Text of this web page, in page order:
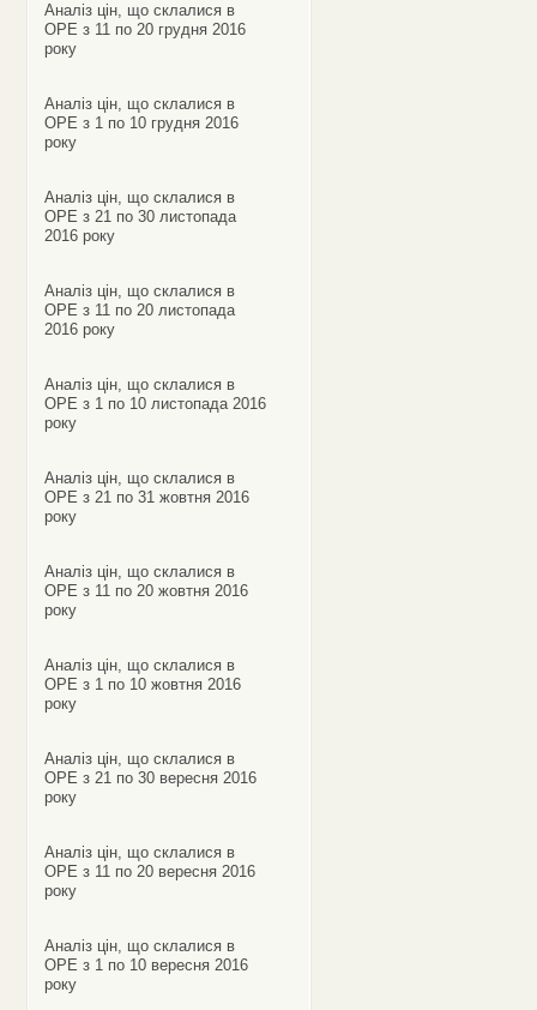
Аналіз цін, що склалися в
ОРЕ з 11 по 20 грудня 2016
року
Аналіз цін, що склалися в
ОРЕ з 1 по 10 грудня 2016
року
Аналіз цін, що склалися в
ОРЕ з 21 по 30 листопада
2016 року
Аналіз цін, що склалися в
ОРЕ з 11 по 20 листопада
2016 року
Аналіз цін, що склалися в
ОРЕ з 1 по 10 листопада 2016
року
Аналіз цін, що склалися в
ОРЕ з 21 по 31 жовтня 2016
року
Аналіз цін, що склалися в
ОРЕ з 11 по 20 жовтня 2016
року
Аналіз цін, що склалися в
ОРЕ з 1 по 10 жовтня 2016
року
Аналіз цін, що склалися в
ОРЕ з 21 по 30 вересня 2016
року
Аналіз цін, що склалися в
ОРЕ з 11 по 20 вересня 2016
року
Аналіз цін, що склалися в
ОРЕ з 1 по 10 вересня 2016
року